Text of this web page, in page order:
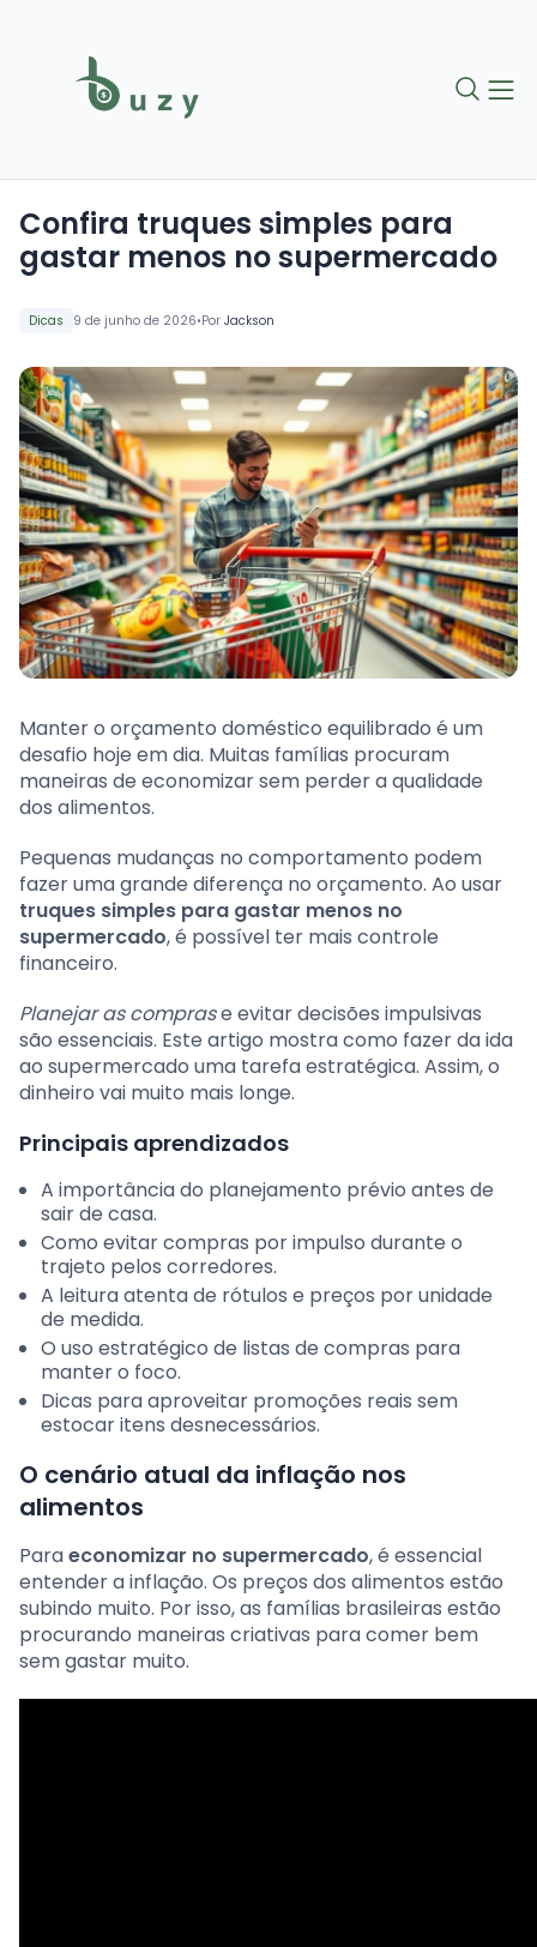
Dicas 9 de junho de 2026•Por Jackson
Confira truques simples para
gastar menos no supermercado
Manter o orçamento doméstico equilibrado é um
desafio hoje em dia. Muitas famílias procuram
maneiras de economizar sem perder a qualidade
dos alimentos.
Pequenas mudanças no comportamento podem
fazer uma grande diferença no orçamento. Ao usar
truques simples para gastar menos no
supermercado, é possível ter mais controle
financeiro.
Planejar as comprase evitar decisões impulsivas
são essenciais. Este artigo mostra como fazer da ida
ao supermercado uma tarefa estratégica. Assim, o
dinheiro vai muito mais longe.
Principais aprendizados
A importância do planejamento prévio antes de
sair de casa.
Como evitar compras por impulso durante o
trajeto pelos corredores.
A leitura atenta de rótulos e preços por unidade
de medida.
O uso estratégico de listas de compras para
manter o foco.
Dicas para aproveitar promoções reais sem
estocar itens desnecessários.
O cenário atual da inflação nos
alimentos
Paraeconomizar no supermercado, é essencial
entender a inflação. Os preços dos alimentos estão
subindo muito. Por isso, as famílias brasileiras estão
procurando maneiras criativas para comer bem
sem gastar muito.